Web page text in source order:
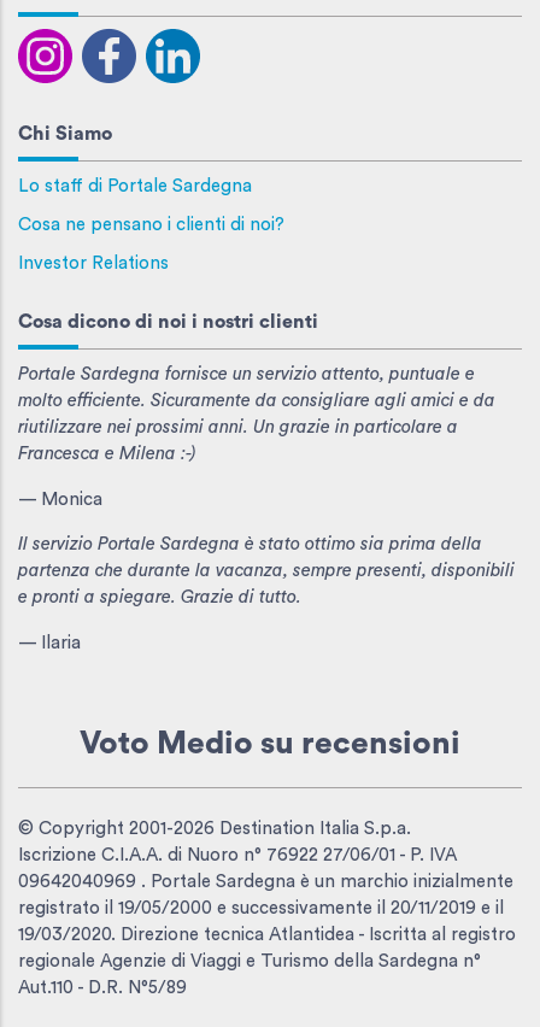
Chi Siamo
Lo staff di Portale Sardegna
Cosa ne pensano i clienti di noi?
Investor Relations
Cosa dicono di noi i nostri clienti
Portale Sardegna fornisce un servizio attento, puntuale e
molto efficiente. Sicuramente da consigliare agli amici e da
riutilizzare nei prossimi anni. Un grazie in particolare a
Francesca e Milena :-)
— Monica
Il servizio Portale Sardegna è stato ottimo sia prima della
partenza che durante la vacanza, sempre presenti, disponibili
e pronti a spiegare. Grazie di tutto.
— Ilaria
Voto Medio su recensioni
© Copyright 2001-2026 Destination Italia S.p.a.
Iscrizione C.I.A.A. di Nuoro n° 76922 27/06/01 - P. IVA
09642040969 . Portale Sardegna è un marchio inizialmente
registrato il 19/05/2000 e successivamente il 20/11/2019 e il
19/03/2020. Direzione tecnica Atlantidea - Iscritta al registro
regionale Agenzie di Viaggi e Turismo della Sardegna n°
Aut.110 - D.R. N°5/89